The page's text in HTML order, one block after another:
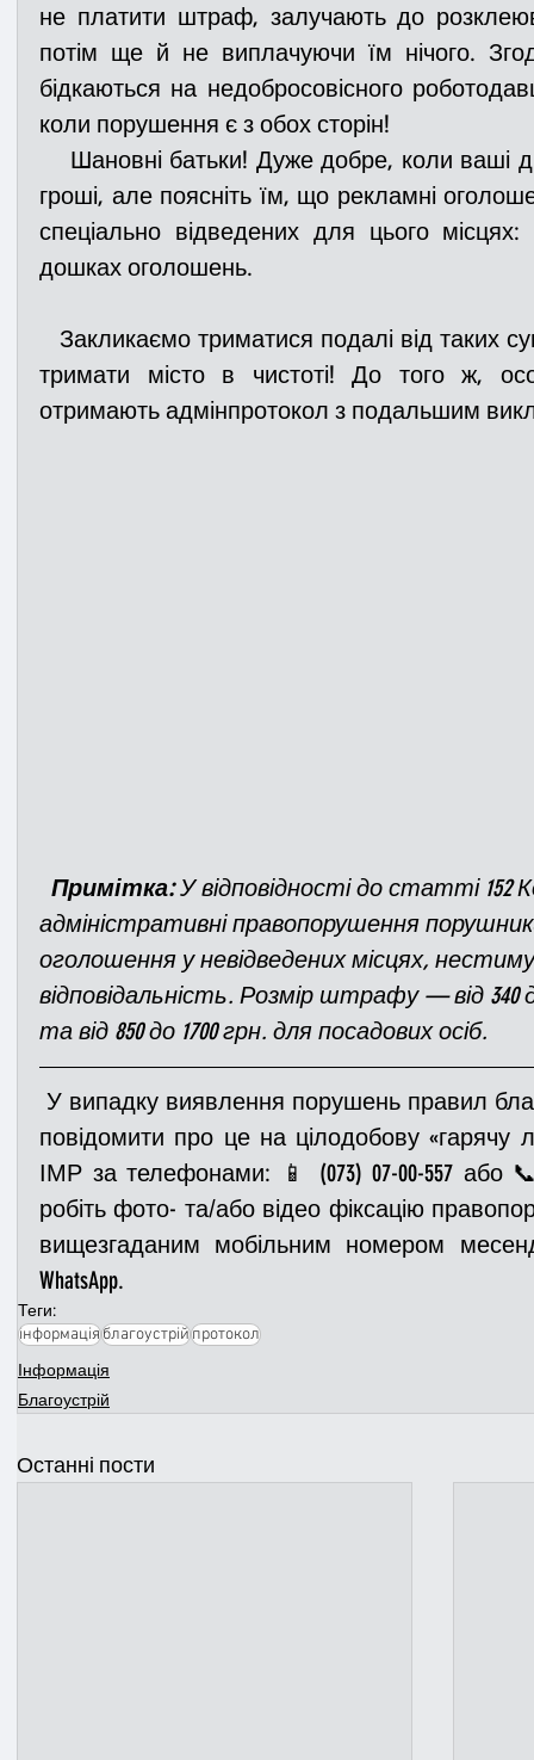
Громадське формування
не платити штраф, залучають до
потім ще й не виплачуючи їм нічого.
бідкаються на недобросовісного
коли порушення є з обох сторін!
гроші, але поясніть їм, що рекламні
спеціально відведених для цього
дошках оголошень.
тримати місто в чистоті! До того ж,
отримають адмінпротокол з подальшим
Примітка: У відповідності до статті 152
адміністративні правопорушення
оголошення у невідведених місцях,
відповідальність. Розмір штрафу — від 340
та від 850 до 1700 грн. для посадових осіб.
повідомити про це на цілодобову «гарячу
ІМР за телефонами: 📱 (073) 07-00-557 або
робіть фото- та/або відео фіксацію
вищезгаданим мобільним номером
WhatsApp.
Теги:
інформаціяблагоустрійпротокол
Інформація
Благоустрій
Останні пости